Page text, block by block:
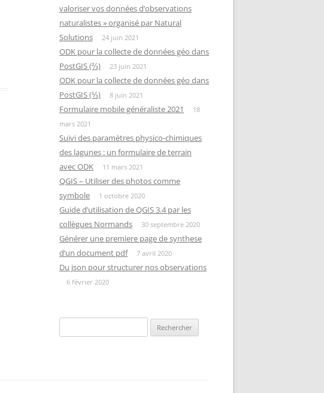
valoriser vos données d’observations
naturalistes » organisé par Natural
Solutions
24 juin 2021
ODK pour la collecte de données géo dans
PostGIS (⅔)
23 juin 2021
ODK pour la collecte de données géo dans
PostGIS (⅓)
8 juin 2021
Formulaire mobile généraliste 2021
18
mars 2021
Suivi des paramètres physico-chimiques
des lagunes : un formulaire de terrain
avec ODK
11 mars 2021
QGIS – Utiliser des photos comme
symbole
1 octobre 2020
Guide d’utilisation de QGIS 3.4 par les
collègues Normands
30 septembre 2020
Générer une premiere page de synthese
d’un document pdf
7 avril 2020
Du json pour structurer nos observations
6 février 2020